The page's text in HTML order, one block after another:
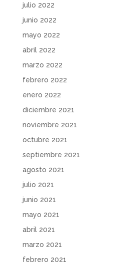
julio 2022
junio 2022
mayo 2022
abril 2022
marzo 2022
febrero 2022
enero 2022
diciembre 2021
noviembre 2021
octubre 2021
septiembre 2021
agosto 2021
julio 2021
junio 2021
mayo 2021
abril 2021
marzo 2021
febrero 2021